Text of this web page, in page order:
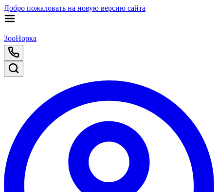
Добро пожаловать на новую версию сайта
ЗооНорка